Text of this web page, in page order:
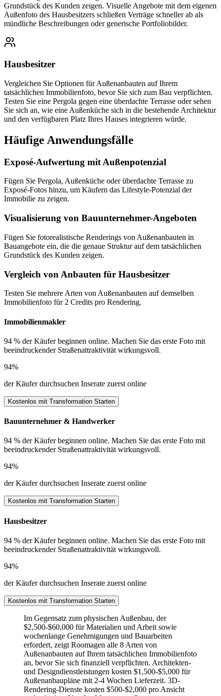
Grundstück des Kunden zeigen. Visuelle Angebote mit dem eigenen
Außenfoto des Hausbesitzers schließen Verträge schneller ab als
mündliche Beschreibungen oder generische Portfoliobilder.
Hausbesitzer
Vergleichen Sie Optionen für Außenanbauten auf Ihrem
tatsächlichen Immobilienfoto, bevor Sie sich zum Bau verpflichten.
Testen Sie eine Pergola gegen eine überdachte Terrasse oder sehen
Sie sich an, wie eine Außenküche sich in die bestehende Architektur
und den verfügbaren Platz Ihres Hauses integrieren würde.
Häufige Anwendungsfälle
Exposé-Aufwertung mit Außenpotenzial
Fügen Sie Pergola, Außenküche oder überdachte Terrasse zu
Exposé-Fotos hinzu, um Käufern das Lifestyle-Potenzial der
Immobilie zu zeigen.
Visualisierung von Bauunternehmer-Angeboten
Fügen Sie fotorealistische Renderings von Außenanbauten in
Bauangebote ein, die die genaue Struktur auf dem tatsächlichen
Grundstück des Kunden zeigen.
Vergleich von Anbauten für Hausbesitzer
Testen Sie mehrere Arten von Außenanbauten auf demselben
Immobilienfoto für 2 Credits pro Rendering.
Immobilienmakler
94 % der Käufer beginnen online. Machen Sie das erste Foto mit
beeindruckender Straßenattraktivität wirkungsvoll.
94%
der Käufer durchsuchen Inserate zuerst online
Kostenlos mit Transformation Starten
Bauunternehmer & Handwerker
94 % der Käufer beginnen online. Machen Sie das erste Foto mit
beeindruckender Straßenattraktivität wirkungsvoll.
94%
der Käufer durchsuchen Inserate zuerst online
Kostenlos mit Transformation Starten
Hausbesitzer
94 % der Käufer beginnen online. Machen Sie das erste Foto mit
beeindruckender Straßenattraktivität wirkungsvoll.
94%
der Käufer durchsuchen Inserate zuerst online
Kostenlos mit Transformation Starten
Im Gegensatz zum physischen Außenbau, der
$2,500-$60,000 für Materialien und Arbeit sowie
wochenlange Genehmigungen und Bauarbeiten
erfordert, zeigt Roomagen alle 8 Arten von
Außenanbauten auf Ihrem tatsächlichen Immobilienfoto
an, bevor Sie sich finanziell verpflichten. Architekten-
und Designdienstleistungen kosten $1,500-$5,000 für
Außenanbaupläne mit 2-4 Wochen Lieferzeit. 3D-
Rendering-Dienste kosten $500-$2,000 pro Ansicht